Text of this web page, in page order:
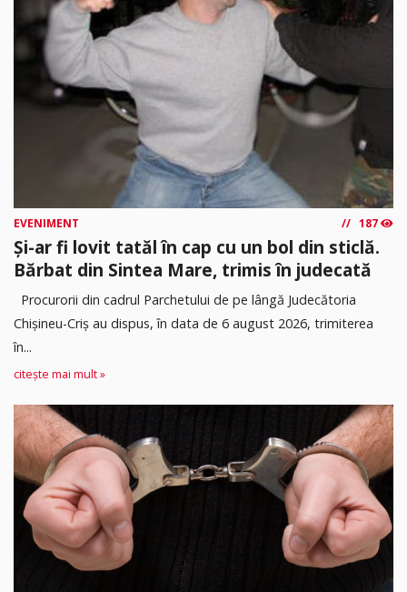
EVENIMENT 187
Și-ar fi lovit tatăl în cap cu un bol din sticlă.
Bărbat din Sintea Mare, trimis în judecată
Procurorii din cadrul Parchetului de pe lângă Judecătoria
Chișineu-Criș au dispus, în data de 6 august 2026, trimiterea
în...
citește mai mult »